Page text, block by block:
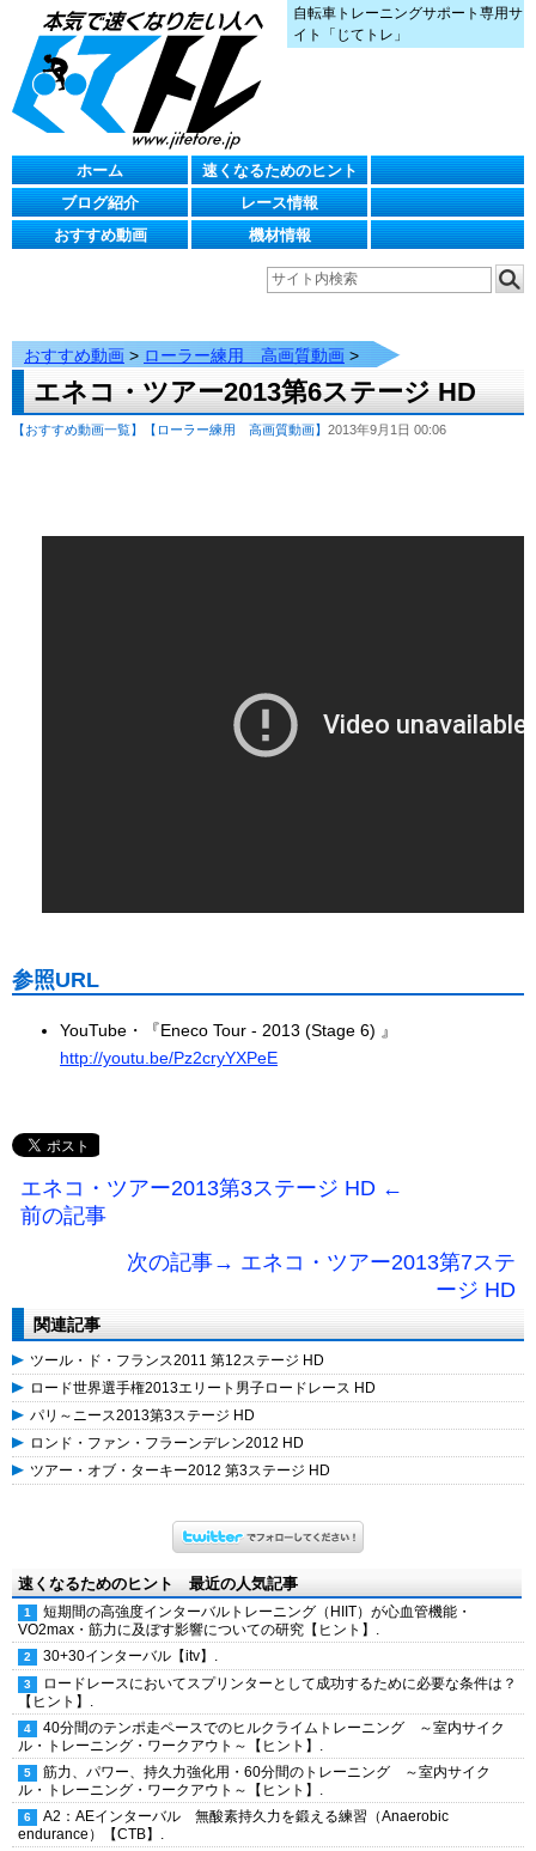
自転車トレーニングサポート専用サ
イト「じてトレ」
ホーム
速くなるためのヒント
ブログ紹介
レース情報
おすすめ動画
機材情報
おすすめ動画 > ローラー練用 高画質動画 >
エネコ・ツアー2013第6ステージ HD
【おすすめ動画一覧】 【ローラー練用 高画質動画】 2013年9月1日 00:06
参照URL
YouTube・『Eneco Tour - 2013 (Stage 6) 』
http://youtu.be/Pz2cryYXPeE
エネコ・ツアー2013第3ステージ HD ←
前の記事
次の記事→ エネコ・ツアー2013第7ステ
ージ HD
関連記事
ツール・ド・フランス2011 第12ステージ HD
ロード世界選手権2013エリート男子ロードレース HD
パリ～ニース2013第3ステージ HD
ロンド・ファン・フラーンデレン2012 HD
ツアー・オブ・ターキー2012 第3ステージ HD
速くなるためのヒント 最近の人気記事
短期間の高強度インターバルトレーニング（HIIT）が心血管機能・
VO2max・筋力に及ぼす影響についての研究【ヒント】.
30+30インターバル【itv】.
ロードレースにおいてスプリンターとして成功するために必要な条件は？
【ヒント】.
40分間のテンポ走ペースでのヒルクライムトレーニング ～室内サイク
ル・トレーニング・ワークアウト～【ヒント】.
筋力、パワー、持久力強化用・60分間のトレーニング ～室内サイク
ル・トレーニング・ワークアウト～【ヒント】.
A2：AEインターバル 無酸素持久力を鍛える練習（Anaerobic
endurance）【CTB】.